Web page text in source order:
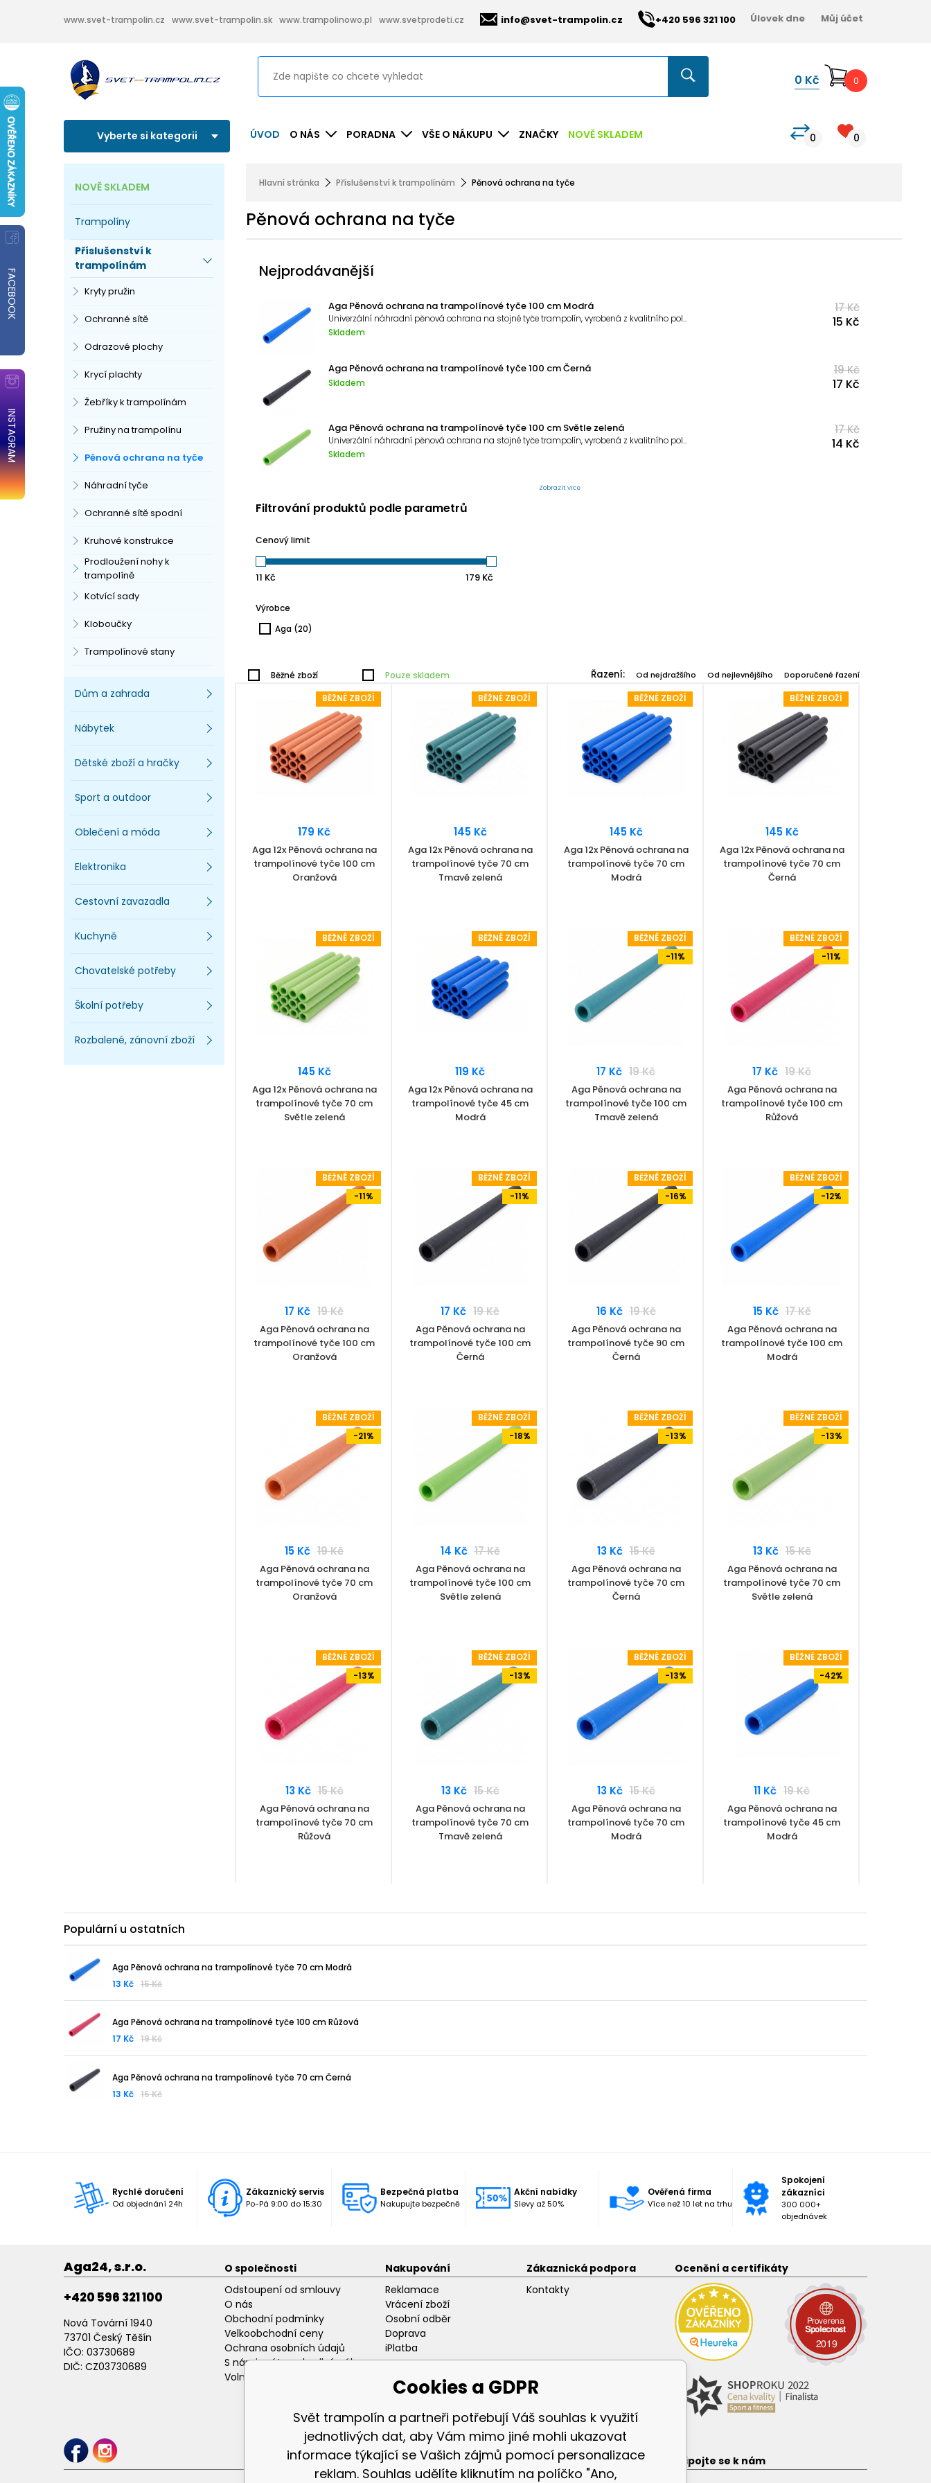
FACEBOOK
INSTAGRAM
www.svet-trampolin.cz www.svet-trampolin.sk www.trampolinowo.pl www.svetprodeti.cz info@svet-trampolin.cz +420 596 321 100 Úlovek dne Můj účet
0 Kč 0
Vyberte si kategorii ÚVOD O NÁS PORADNA VŠE O NÁKUPU ZNAČKY NOVĚ SKLADEM 0 0
NOVĚ SKLADEM
Trampolíny
Příslušenství k
trampolínám
Kryty pružin
Ochranné sítě
Odrazové plochy
Krycí plachty
Žebříky k trampolínám
Pružiny na trampolínu
Pěnová ochrana na tyče
Náhradní tyče
Ochranné sítě spodní
Kruhové konstrukce
Prodloužení nohy k
trampolíně
Kotvící sady
Kloboučky
Trampolínové stany
Dům a zahrada
Nábytek
Dětské zboží a hračky
Sport a outdoor
Oblečení a móda
Elektronika
Cestovní zavazadla
Kuchyně
Chovatelské potřeby
Školní potřeby
Rozbalené, zánovní zboží
Hlavní stránka Příslušenství k trampolínám Pěnová ochrana na tyče
Pěnová ochrana na tyče
Nejprodávanější
Aga Pěnová ochrana na trampolínové tyče 100 cm Modrá
Univerzální náhradní pěnová ochrana na stojné tyče trampolín, vyrobená z kvalitního polyetylenu. Pěnová ochrana se nasazuje na horní tyč trampolíny a jejím hlavním úkolem je zabránit nechtěnému úrazu.
Skladem
17 Kč
15 Kč
Aga Pěnová ochrana na trampolínové tyče 100 cm Černá
Skladem
19 Kč
17 Kč
Aga Pěnová ochrana na trampolínové tyče 100 cm Světle zelená
Univerzální náhradní pěnová ochrana na stojné tyče trampolín, vyrobená z kvalitního polyetylenu. Pěnová ochrana se nasazuje na horní tyč trampolíny a jejím hlavním úkolem je zabránit nechtěnému úrazu.
Skladem
17 Kč
14 Kč
Zobrazit více
Filtrování produktů podle parametrů
Cenový limit
11 Kč 179 Kč
Výrobce
Aga (20)
Běžné zboží Pouze skladem Řazení: Od nejdražšího Od nejlevnějšího Doporučené řazení
BĚŽNÉ ZBOŽÍ
179 Kč
Aga 12x Pěnová ochrana na
trampolínové tyče 100 cm
Oranžová
BĚŽNÉ ZBOŽÍ
145 Kč
Aga 12x Pěnová ochrana na
trampolínové tyče 70 cm
Tmavě zelená
BĚŽNÉ ZBOŽÍ
145 Kč
Aga 12x Pěnová ochrana na
trampolínové tyče 70 cm
Modrá
BĚŽNÉ ZBOŽÍ
145 Kč
Aga 12x Pěnová ochrana na
trampolínové tyče 70 cm
Černá
BĚŽNÉ ZBOŽÍ
145 Kč
Aga 12x Pěnová ochrana na
trampolínové tyče 70 cm
Světle zelená
BĚŽNÉ ZBOŽÍ
119 Kč
Aga 12x Pěnová ochrana na
trampolínové tyče 45 cm
Modrá
BĚŽNÉ ZBOŽÍ
-11%
17 Kč 19 Kč
Aga Pěnová ochrana na
trampolínové tyče 100 cm
Tmavě zelená
BĚŽNÉ ZBOŽÍ
-11%
17 Kč 19 Kč
Aga Pěnová ochrana na
trampolínové tyče 100 cm
Růžová
BĚŽNÉ ZBOŽÍ
-11%
17 Kč 19 Kč
Aga Pěnová ochrana na
trampolínové tyče 100 cm
Oranžová
BĚŽNÉ ZBOŽÍ
-11%
17 Kč 19 Kč
Aga Pěnová ochrana na
trampolínové tyče 100 cm
Černá
BĚŽNÉ ZBOŽÍ
-16%
16 Kč 19 Kč
Aga Pěnová ochrana na
trampolínové tyče 90 cm
Černá
BĚŽNÉ ZBOŽÍ
-12%
15 Kč 17 Kč
Aga Pěnová ochrana na
trampolínové tyče 100 cm
Modrá
BĚŽNÉ ZBOŽÍ
-21%
15 Kč 19 Kč
Aga Pěnová ochrana na
trampolínové tyče 70 cm
Oranžová
BĚŽNÉ ZBOŽÍ
-18%
14 Kč 17 Kč
Aga Pěnová ochrana na
trampolínové tyče 100 cm
Světle zelená
BĚŽNÉ ZBOŽÍ
-13%
13 Kč 15 Kč
Aga Pěnová ochrana na
trampolínové tyče 70 cm
Černá
BĚŽNÉ ZBOŽÍ
-13%
13 Kč 15 Kč
Aga Pěnová ochrana na
trampolínové tyče 70 cm
Světle zelená
BĚŽNÉ ZBOŽÍ
-13%
13 Kč 15 Kč
Aga Pěnová ochrana na
trampolínové tyče 70 cm
Růžová
BĚŽNÉ ZBOŽÍ
-13%
13 Kč 15 Kč
Aga Pěnová ochrana na
trampolínové tyče 70 cm
Tmavě zelená
BĚŽNÉ ZBOŽÍ
-13%
13 Kč 15 Kč
Aga Pěnová ochrana na
trampolínové tyče 70 cm
Modrá
BĚŽNÉ ZBOŽÍ
-42%
11 Kč 19 Kč
Aga Pěnová ochrana na
trampolínové tyče 45 cm
Modrá
Populární u ostatních
13 Kč 15 Kč
Aga Pěnová ochrana na trampolínové tyče 70 cm Modrá
17 Kč 19 Kč
Aga Pěnová ochrana na trampolínové tyče 100 cm Růžová
13 Kč 15 Kč
Aga Pěnová ochrana na trampolínové tyče 70 cm Černá
Rychlé doručení
Od objednání 24h
Zákaznický servis
Po-Pá 9:00 do 15:30
Bezpečná platba
Nakupujte bezpečně
Akční nabídky
Slevy až 50%
Ověřená firma
Více než 10 let na trhu
Spokojení
zákazníci
300 000+
objednávek
Aga24, s.r.o.
+420 596 321 100
Nová Tovární 1940
73701 Český Těšín
IČO: 03730689
DIČ: CZ03730689
O společnosti
Odstoupení od smlouvy
O nás
Obchodní podmínky
Velkoobchodní ceny
Ochrana osobních údajů
S námi máte pohodlný nákup
Volné pracovní pozice
Nakupování
Reklamace
Vrácení zboží
Osobní odběr
Doprava
iPlatba
Zákaznická podpora
Kontakty
Ocenění a certifikáty
Zákaznická sekce
Připojte se k nám
Cookies a GDPR
Svět trampolín a partneři potřebují Váš souhlas k využití
jednotlivých dat, aby Vám mimo jiné mohli ukazovat
informace týkající se Vašich zájmů pomocí personalizace
reklam. Souhlas udělíte kliknutím na políčko "Ano,